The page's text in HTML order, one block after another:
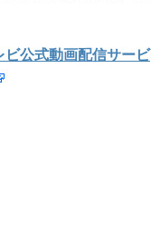
公式動画配信サービ